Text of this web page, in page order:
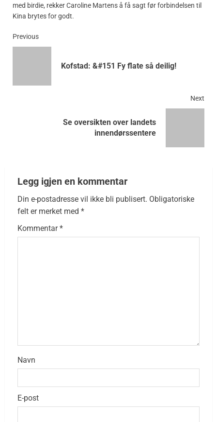
med birdie, rekker Caroline Martens å få sagt før forbindelsen til
Kina brytes for godt.
Previous
Kofstad: &#151 Fy flate så deilig!
Next
Se oversikten over landets
innendørssentere
Legg igjen en kommentar
Din e-postadresse vil ikke bli publisert. Obligatoriske
felt er merket med *
Kommentar*
Navn
E-post